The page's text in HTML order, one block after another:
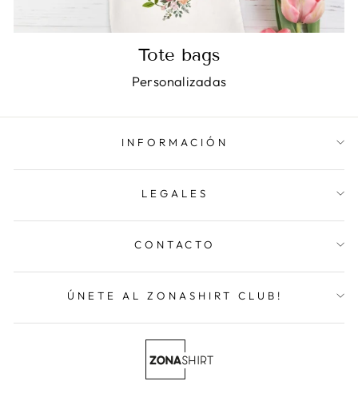
Tote bags
Personalizadas
INFORMACIÓN
LEGALES
CONTACTO
ÚNETE AL ZONASHIRT CLUB!